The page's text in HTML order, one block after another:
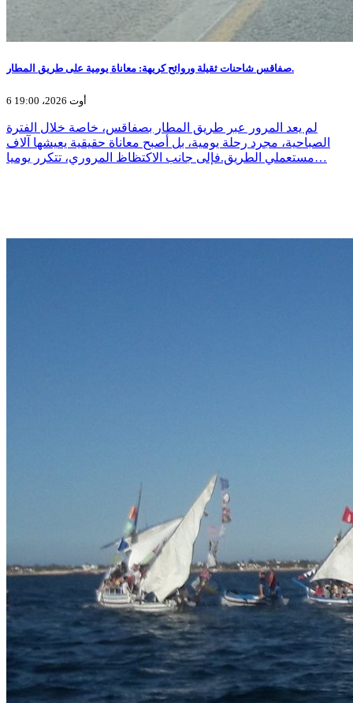
صفاقس شاحنات ثقيلة وروائح كريهة: معاناة يومية على طريق المطار.
6 أوت 2026، 19:00
لم يعد المرور عبر طريق المطار بصفاقس، خاصة خلال الفترة
الصباحية، مجرد رحلة يومية، بل أصبح معاناة حقيقية يعيشها آلاف
مستعملي الطريق.فإلى جانب الاكتظاظ المروري، تتكرر يوميا…